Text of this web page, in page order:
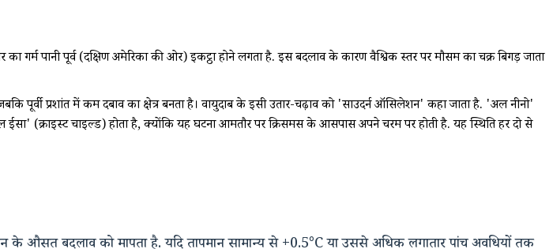
गर्म पानी पूर्व (दक्षिण अमेरिका की ओर) इकट्ठा होने लगता है. इस बदलाव के कारण वैश्विक स्तर पर मौसम का चक्र बिगड़ जाता
पूर्वी प्रशांत में कम दबाव का क्षेत्र बनता है। वायुदाब के इसी उतार-चढ़ाव को 'साउदर्न ऑसिलेशन' कहा जाता है. 'अल नीनो'
(क्राइस्ट चाइल्ड) होता है, क्योंकि यह घटना आमतौर पर क्रिसमस के आसपास अपने चरम पर होती है. यह स्थिति हर दो से